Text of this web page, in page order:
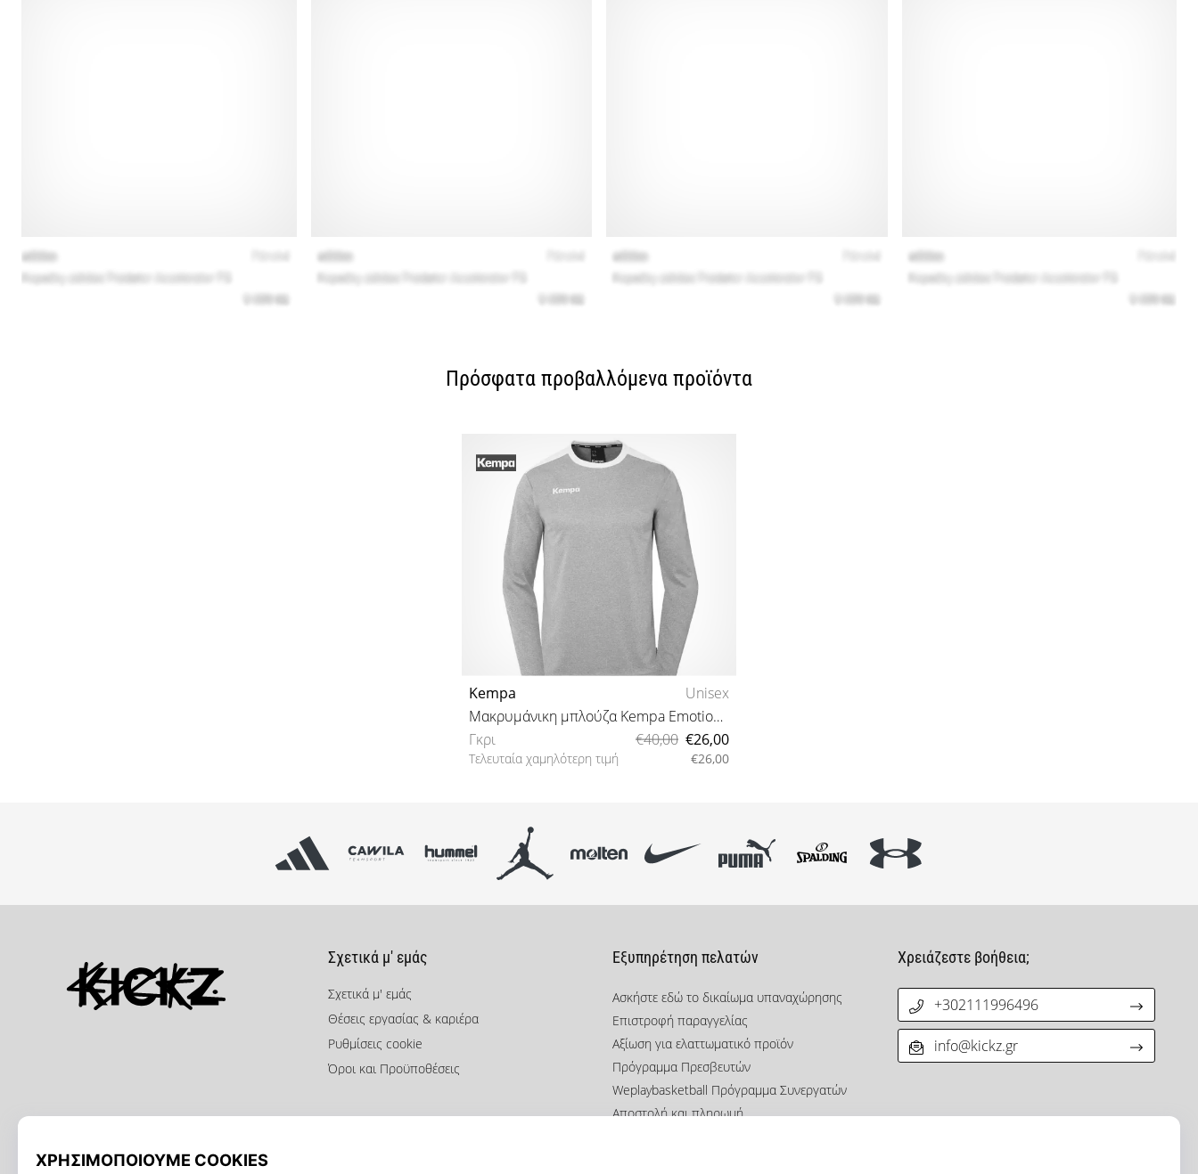
Πρόσφατα προβαλλόμενα προϊόντα
Kempa
Unisex
Μακρυμάνικη μπλούζα Kempa Emotion 27 Langarmshirt
Γκρι
€40,00 €26,00
Τελευταία χαμηλότερη τιμή €26,00
Σχετικά μ' εμάς
Σχετικά μ' εμάς
Θέσεις εργασίας & καριέρα
Ρυθμίσεις cookie
Όροι και Προϋποθέσεις
Εξυπηρέτηση πελατών
Ασκήστε εδώ το δικαίωμα υπαναχώρησης
Επιστροφή παραγγελίας
Αξίωση για ελαττωματικό προϊόν
Πρόγραμμα Πρεσβευτών
Weplaybasketball Πρόγραμμα Συνεργατών
Αποστολή και πληρωμή
Χρειάζεστε βοήθεια;
+302111996496
info@kickz.gr